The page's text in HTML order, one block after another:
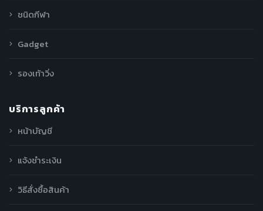
ชนิดกีฬา
Gadget
รองเท้าวิ่ง
บริการลูกค้า
หน้าบัญชี
แจ้งชำระเงิน
วิธีสั่งซื้อสินค้า